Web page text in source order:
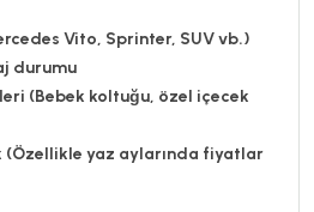
Vito, Sprinter, SUV vb.)
durumu
(Bebek koltuğu, özel içecek
(Özellikle yaz aylarında fiyatlar